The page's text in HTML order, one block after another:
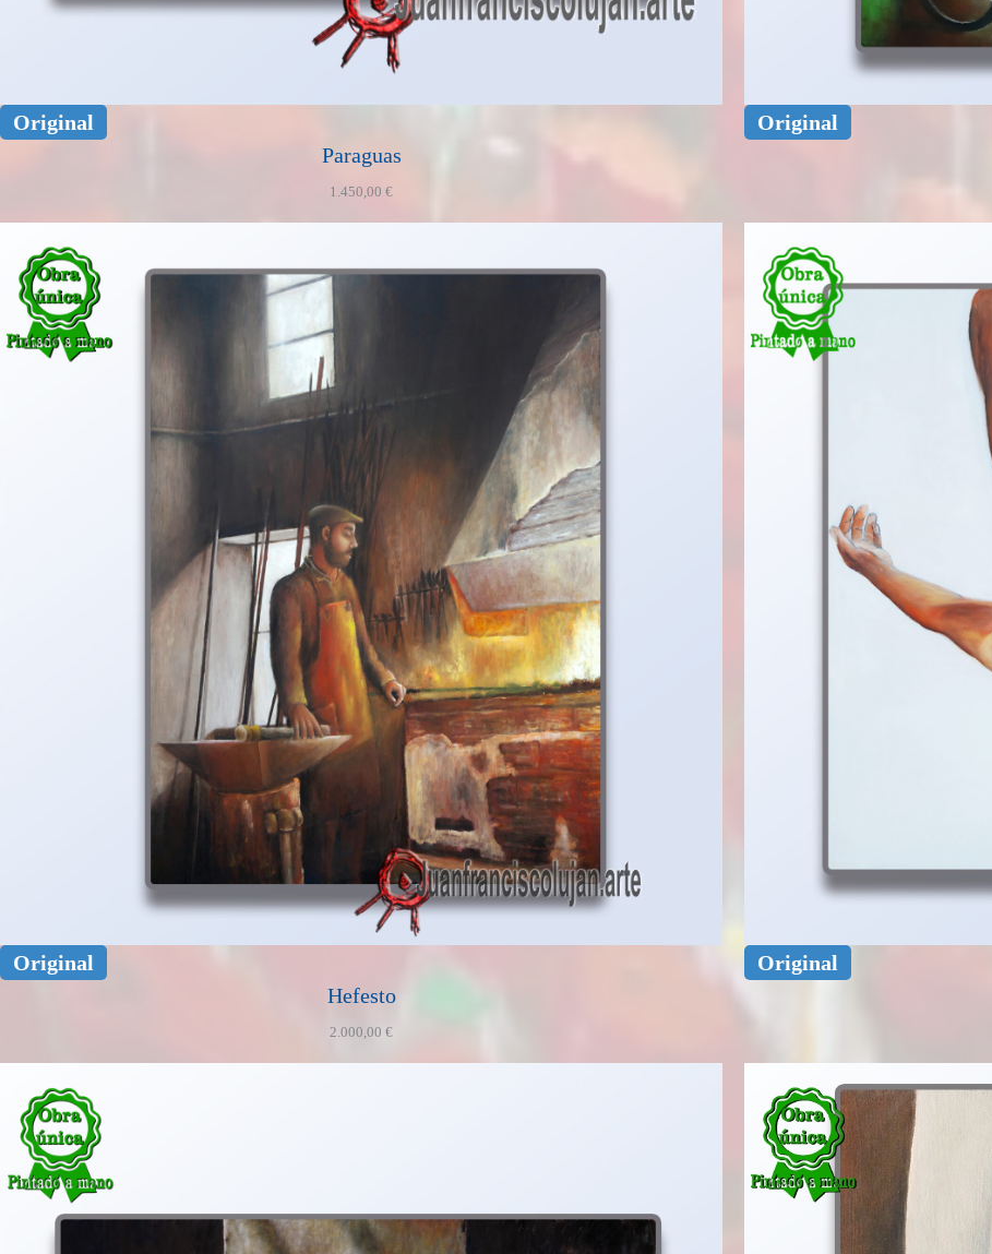
Original
Paraguas
1.450,00 €
Original
Original
Hefesto
2.000,00 €
Original